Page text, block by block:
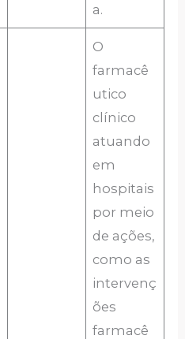
a.
O
farmacê
utico
clínico
atuando
em
hospitais
por meio
de ações,
como as
intervenç
ões
farmacê